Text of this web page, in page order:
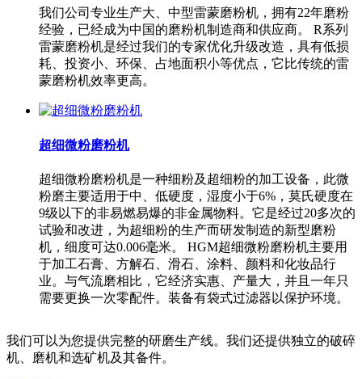
我们公司专业生产大、中型雷蒙磨粉机，拥有22年磨粉
经验，已经成为中国的磨粉机制造商和供应商。 R系列
雷蒙磨粉机是经过我们的专家优化升级改造，具有低损
耗、投资小、环保、占地面积小等优点，它比传统的雷
蒙磨粉机效率更高。
超细微粉磨粉机
超细微粉磨粉机是一种细粉及超细粉的加工设备，此微
粉磨主要适用于中、低硬度，湿度小于6%，莫氏硬度在
9级以下的非易燃易爆的非金属物料。它是经过20多次的
试验和改进，为超细粉的生产而研发制造的新型磨粉
机，细度可达0.006毫米。 HGM超细微粉磨粉机主要用
于加工石膏、方解石、滑石、涂料、颜料和化妆品行
业。与气流磨相比，它经济实惠、产量大，并且一年只
需要更换一次零配件。装备有袋式过滤器以保护环境。
我们可以为您提供完整的研磨生产线。我们还提供独立的破碎
机、磨机和选矿机及其备件。